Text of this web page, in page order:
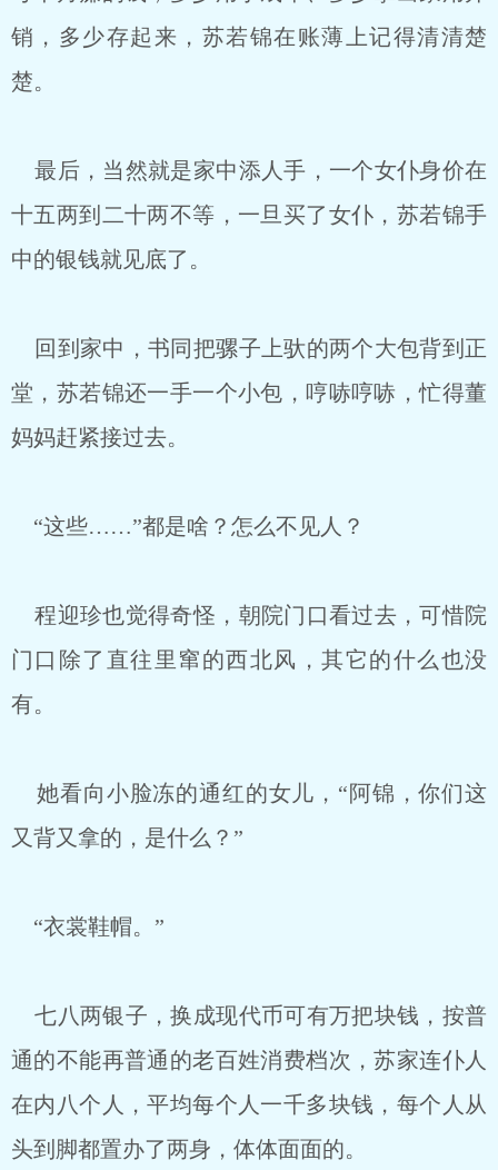
销，多少存起来，苏若锦在账薄上记得清清楚
楚。
最后，当然就是家中添人手，一个女仆身价在
十五两到二十两不等，一旦买了女仆，苏若锦手
中的银钱就见底了。
回到家中，书同把骡子上驮的两个大包背到正
堂，苏若锦还一手一个小包，哼哧哼哧，忙得董
妈妈赶紧接过去。
“这些……”都是啥？怎么不见人？
程迎珍也觉得奇怪，朝院门口看过去，可惜院
门口除了直往里窜的西北风，其它的什么也没
有。
她看向小脸冻的通红的女儿，“阿锦，你们这
又背又拿的，是什么？”
“衣裳鞋帽。”
七八两银子，换成现代币可有万把块钱，按普
通的不能再普通的老百姓消费档次，苏家连仆人
在内八个人，平均每个人一千多块钱，每个人从
头到脚都置办了两身，体体面面的。